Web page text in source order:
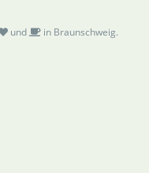
und in Braunschweig.